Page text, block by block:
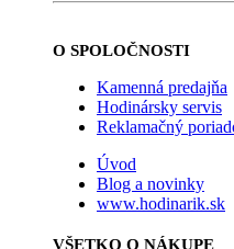
O SPOLOČNOSTI
Kamenná predajňa
Hodinársky servis
Reklamačný
Úvod
Blog a novinky
www.hodinarik.sk
VŠETKO O NÁKUPE